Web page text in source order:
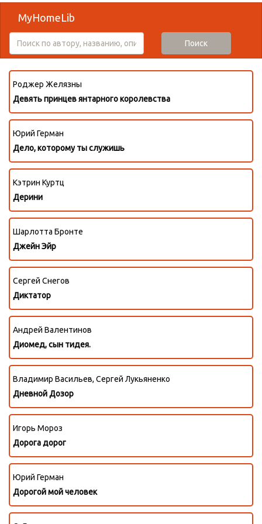
MyHomeLib
Поиск
Роджер Желязны
Девять принцев янтарного королевства
Юрий Герман
Дело, которому ты служишь
Кэтрин Куртц
Дерини
Шарлотта Бронте
Джейн Эйр
Сергей Снегов
Диктатор
Андрей Валентинов
Диомед, сын тидея.
Владимир Васильев, Сергей Лукьяненко
Дневной Дозор
Игорь Мороз
Дорога дорог
Юрий Герман
Дорогой мой человек